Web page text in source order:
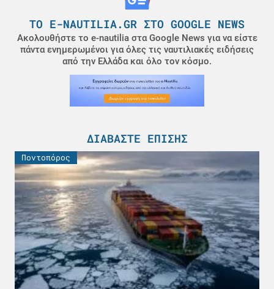
ΤΟ E-NAUTILIA.GR ΣΤΟ GOOGLE NEWS
Ακολουθήστε το e-nautilia στα Google News για να είστε
πάντα ενημερωμένοι για όλες τις ναυτιλιακές ειδήσεις
από την Ελλάδα και όλο τον κόσμο.
ΔΙΑΒΆΣΤΕ ΕΠΊΣΗΣ
Ποντοπόρος